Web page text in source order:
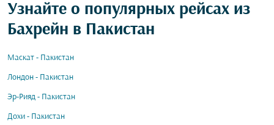
Узнайте о популярных рейсах из
Бахрейн в Пакистан
Маскат - Пакистан
Лондон - Пакистан
Эр-Рияд - Пакистан
Дохи - Пакистан